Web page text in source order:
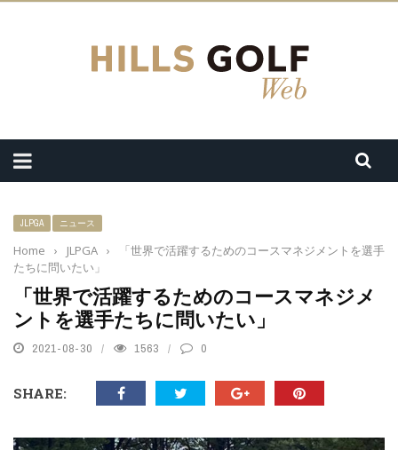
JLPGA ニュース
Home › JLPGA ›
「世界で活躍するためのコースマネジメントを選手
たちに問いたい」
「世界で活躍するためのコースマネジメ
ントを選手たちに問いたい」
2021-08-30 1563 0
SHARE: